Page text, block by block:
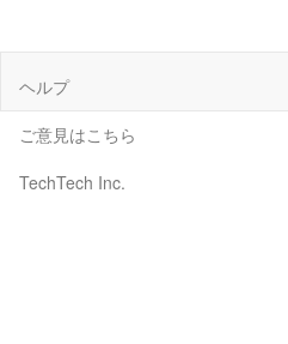
ヘルプ
ご意見はこちら
TechTech Inc.